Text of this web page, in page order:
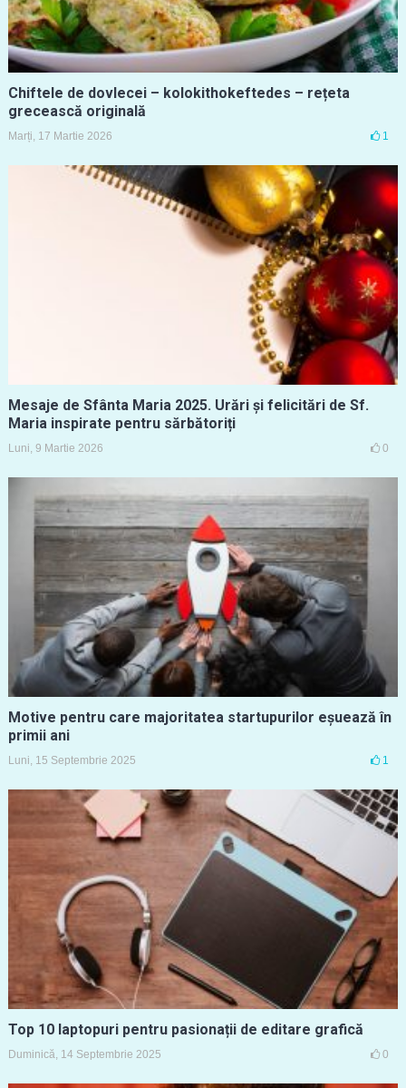
Chiftele de dovlecei – kolokithokeftedes – rețeta
grecească originală
Marți, 17 Martie 2026 1
Mesaje de Sfânta Maria 2025. Urări și felicitări de Sf.
Maria inspirate pentru sărbătoriți
Luni, 9 Martie 2026 0
Motive pentru care majoritatea startupurilor eșuează în
primii ani
Luni, 15 Septembrie 2025 1
Top 10 laptopuri pentru pasionații de editare grafică
Duminică, 14 Septembrie 2025 0